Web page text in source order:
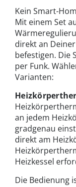
Kein Smart-
Mit einem Set
direkt an
befestigen. Die
per Funk.
Varianten:
an jedem
gradgenau
direkt am
Heizkessel
Die Bedienung